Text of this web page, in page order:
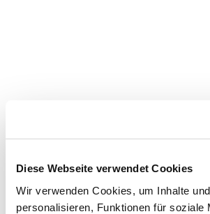
Diese Webseite verwendet Cookies
Wir verwenden Cookies, um Inhalte
personalisieren, Funktionen für soziale